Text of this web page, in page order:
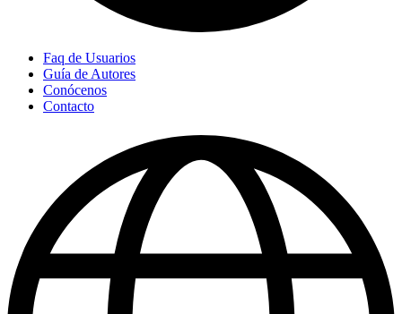
Faq de Usuarios
Guía de Autores
Conócenos
Contacto